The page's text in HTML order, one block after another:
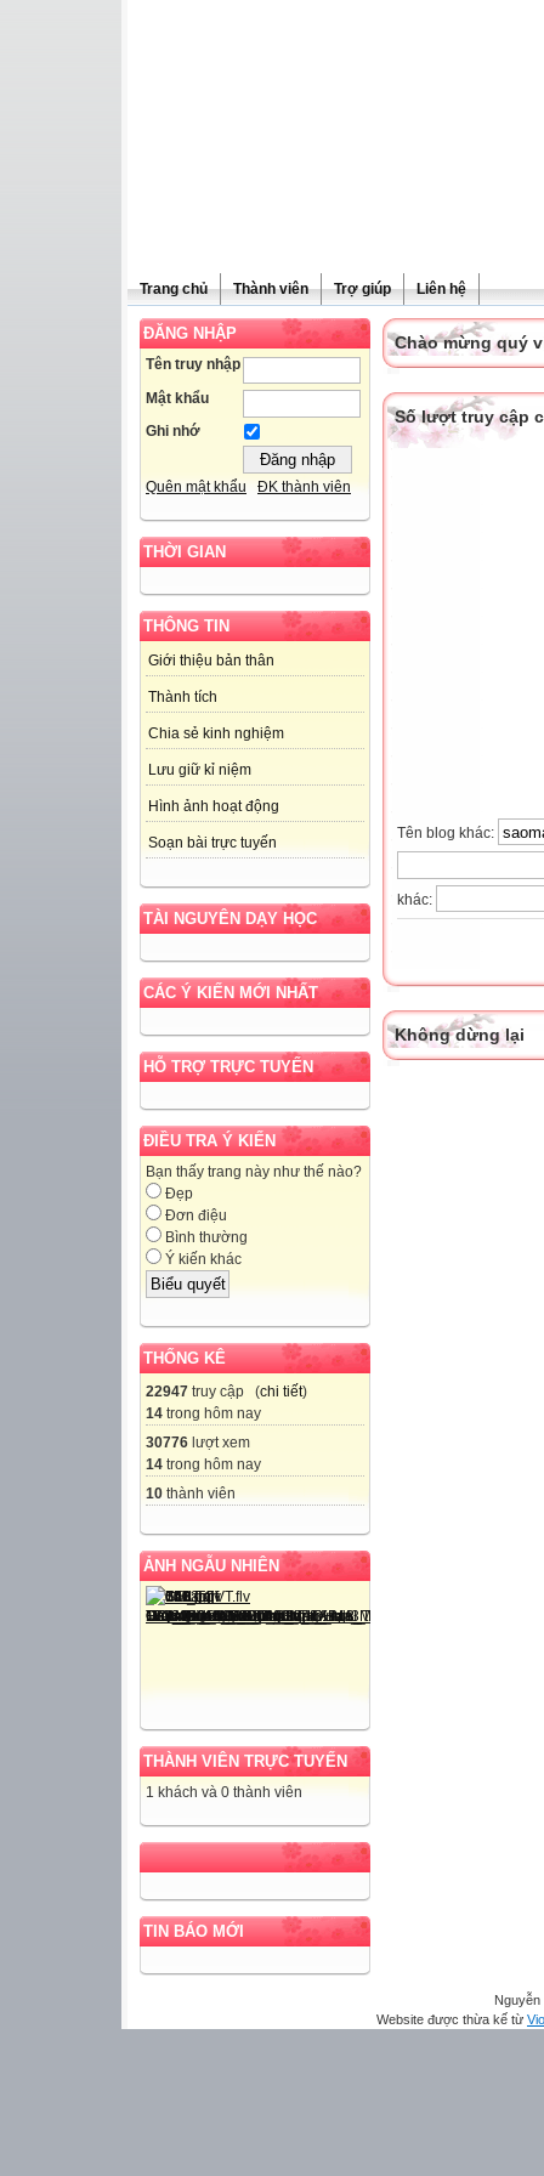
Trang chủ Thành viên Trợ giúp Liên hệ
ĐĂNG NHẬP
Tên truy nhập
Mật khẩu
Ghi nhớ
Quên mật khẩu ĐK thành viên
THỜI GIAN
THÔNG TIN
Giới thiệu bản thân
Thành tích
Chia sẻ kinh nghiệm
Lưu giữ kỉ niệm
Hình ảnh hoạt động
Soạn bài trực tuyến
TÀI NGUYÊN DẠY HỌC
CÁC Ý KIẾN MỚI NHẤT
HỖ TRỢ TRỰC TUYẾN
ĐIỀU TRA Ý KIẾN
Bạn thấy trang này như thế nào?
Đẹp
Đơn điệu
Bình thường
Ý kiến khác
THỐNG KÊ
22947 truy cập (chi tiết)
14 trong hôm nay
30776 lượt xem
14 trong hôm nay
10 thành viên
ẢNH NGẪU NHIÊN
THÀNH VIÊN TRỰC TUYẾN
1 khách và 0 thành viên
TIN BÁO MỚI
Chào mừng quý
Số lượt truy cập
Tên blog khác:
khác:
Không dừng lại
Website được thừa kế từ